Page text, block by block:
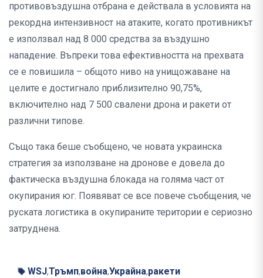
противовъздушна отбрана е действала в условията на
рекордна интензивност на атаките, когато противникът
е използвал над 8 000 средства за въздушно
нападение. Въпреки това ефективността на прехвата
се е повишила – общото ниво на унищожаване на
целите е достигнало приблизително 90,75%,
включително над 7 500 свалени дрона и ракети от
различни типове.
Също така беше съобщено, че новата украинска
стратегия за използване на дронове е довела до
фактическа въздушна блокада на голяма част от
окупирания юг. Появяват се все повече съобщения, че
руската логистика в окупираните територии е сериозно
затруднена.
WSJ,Тръмп,война,Украйна,ракети